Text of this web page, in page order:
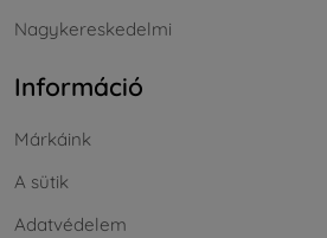
Nagykereskedelmi
Információ
Márkáink
A sütik
Adatvédelem